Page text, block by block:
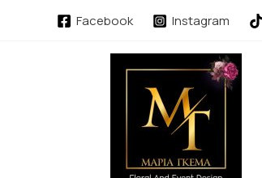
Facebook Instagram
by
latest